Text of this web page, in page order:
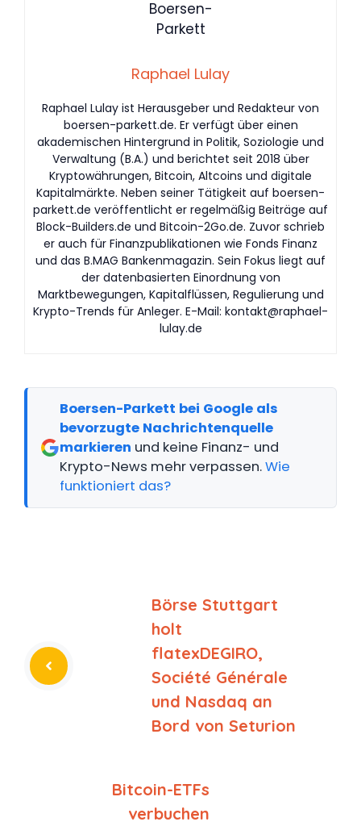
Raphael Lulay
Raphael Lulay ist Herausgeber und Redakteur von
boersen-parkett.de. Er verfügt über einen
akademischen Hintergrund in Politik, Soziologie und
Verwaltung (B.A.) und berichtet seit 2018 über
Kryptowährungen, Bitcoin, Altcoins und digitale
Kapitalmärkte. Neben seiner Tätigkeit auf boersen-
parkett.de veröffentlicht er regelmäßig Beiträge auf
Block-Builders.de und Bitcoin-2Go.de. Zuvor schrieb
er auch für Finanzpublikationen wie Fonds Finanz
und das B.MAG Bankenmagazin. Sein Fokus liegt auf
der datenbasierten Einordnung von
Marktbewegungen, Kapitalflüssen, Regulierung und
Krypto-Trends für Anleger. E-Mail: kontakt@raphael-
lulay.de
Boersen-Parkett bei Google als
bevorzugte Nachrichtenquelle
markieren und keine Finanz- und
Krypto-News mehr verpassen.Wie
funktioniert das?
Börse Stuttgart
holt
flatexDEGIRO,
Société Générale
und Nasdaq an
Bord von Seturion
Bitcoin-ETFs
verbuchen